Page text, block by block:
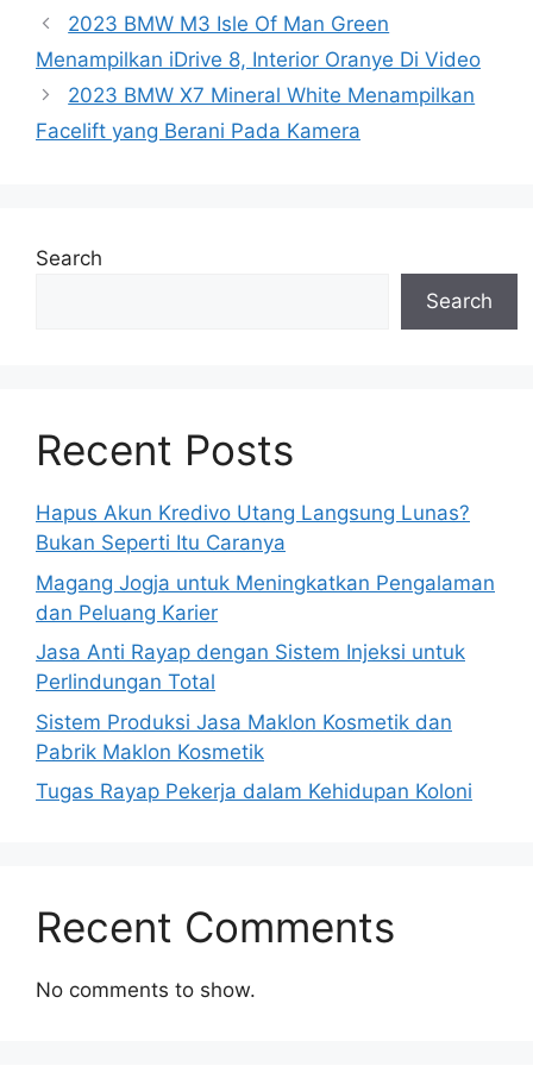
2023 BMW M3 Isle Of Man Green
Menampilkan iDrive 8, Interior Oranye Di Video
2023 BMW X7 Mineral White Menampilkan
Facelift yang Berani Pada Kamera
Search
Search
Recent Posts
Hapus Akun Kredivo Utang Langsung Lunas?
Bukan Seperti Itu Caranya
Magang Jogja untuk Meningkatkan Pengalaman
dan Peluang Karier
Jasa Anti Rayap dengan Sistem Injeksi untuk
Perlindungan Total
Sistem Produksi Jasa Maklon Kosmetik dan
Pabrik Maklon Kosmetik
Tugas Rayap Pekerja dalam Kehidupan Koloni
Recent Comments
No comments to show.